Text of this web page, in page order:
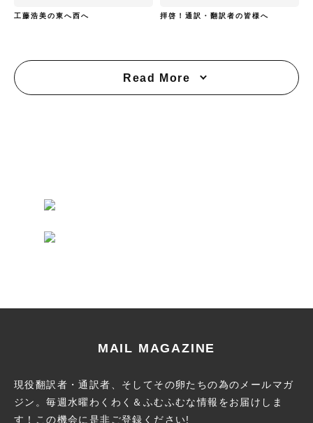
工藤浩美の東へ西へ 拝啓！通訳・翻訳者の皆様へ
Read More
MAIL MAGAZINE
現役翻訳者・通訳者、そしてその卵たちの為のメールマガ
ジン。毎週水曜わくわく＆ふむふむな情報をお届けしま
す！この機会に 是非ご登録ください!